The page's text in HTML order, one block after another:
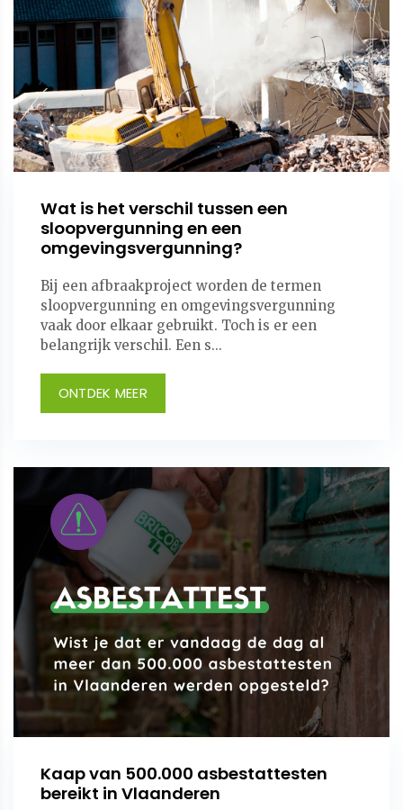
Wat is het verschil tussen een
sloopvergunning en een
omgevingsvergunning?
Bij een afbraakproject worden de termen
sloopvergunning en omgevingsvergunning
vaak door elkaar gebruikt. Toch is er een
belangrijk verschil. Een s...
ONTDEK MEER
Kaap van 500.000 asbestattesten
bereikt in Vlaanderen